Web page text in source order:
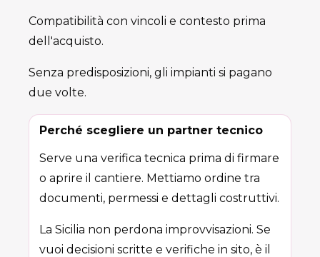
Compatibilità con vincoli e contesto prima
dell'acquisto.
Senza predisposizioni, gli impianti si pagano
due volte.
Perché scegliere un partner tecnico
Serve una verifica tecnica prima di firmare
o aprire il cantiere. Mettiamo ordine tra
documenti, permessi e dettagli costruttivi.
La Sicilia non perdona improvvisazioni. Se
vuoi decisioni scritte e verifiche in sito, è il